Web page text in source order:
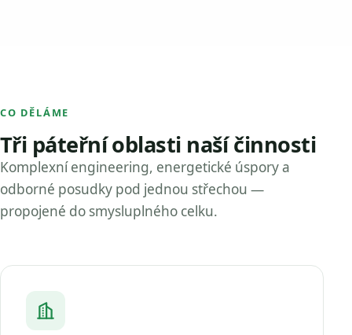
CO DĚLÁME
Tři páteřní oblasti naší činnosti
Komplexní engineering, energetické úspory a
odborné posudky pod jednou střechou —
propojené do smysluplného celku.